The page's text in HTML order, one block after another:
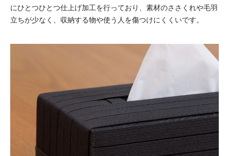
にひとつひとつ仕上げ加工を行っており、素材のささくれや毛羽
立ちが少なく、収納する物や使う人を傷つけにくくいです。